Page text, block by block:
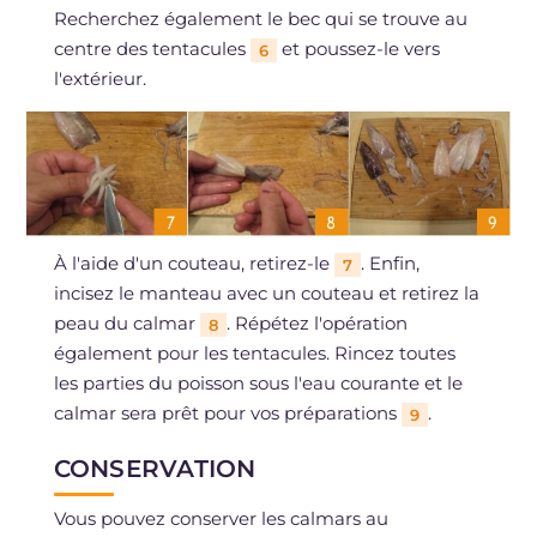
Recherchez également le bec qui se trouve au
centre des tentacules
6
et poussez-le vers
l'extérieur.
À l'aide d'un couteau, retirez-le 7 . Enfin,
incisez le manteau avec un couteau et retirez la
peau du calmar
8 . Répétez l'opération
également pour les tentacules. Rincez toutes
les parties du poisson sous l'eau courante et le
calmar sera prêt pour vos préparations
9 .
CONSERVATION
Vous pouvez conserver les calmars au